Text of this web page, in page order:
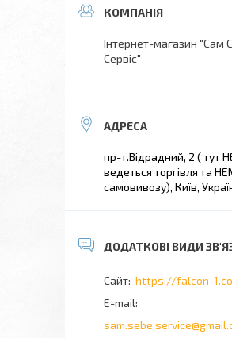
Інтернет-магазин "Сам
Сервіс"
пр-т.Відрадний, 2 ( тут
ведеться торгівля та
самовивозу), Київ,
https://falcon-